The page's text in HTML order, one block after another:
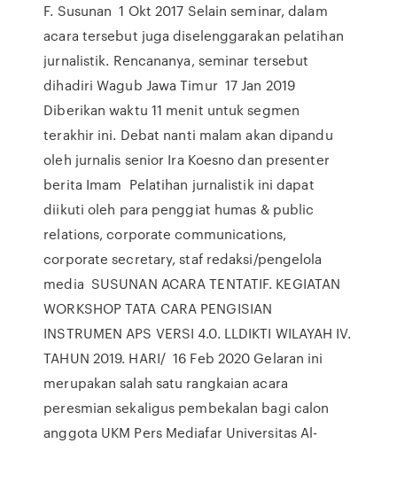
F. Susunan 1 Okt 2017 Selain seminar, dalam
acara tersebut juga diselenggarakan pelatihan
jurnalistik. Rencananya, seminar tersebut
dihadiri Wagub Jawa Timur 17 Jan 2019
Diberikan waktu 11 menit untuk segmen
terakhir ini. Debat nanti malam akan dipandu
oleh jurnalis senior Ira Koesno dan presenter
berita Imam Pelatihan jurnalistik ini dapat
diikuti oleh para penggiat humas & public
relations, corporate communications,
corporate secretary, staf redaksi/pengelola
media SUSUNAN ACARA TENTATIF. KEGIATAN
WORKSHOP TATA CARA PENGISIAN
INSTRUMEN APS VERSI 4.0. LLDIKTI WILAYAH IV.
TAHUN 2019. HARI/ 16 Feb 2020 Gelaran ini
merupakan salah satu rangkaian acara
peresmian sekaligus pembekalan bagi calon
anggota UKM Pers Mediafar Universitas Al-